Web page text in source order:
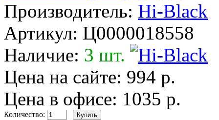
Производитель: Hi-Black
Артикул: Ц0000018558
Наличие: 3 шт.
Цена на сайте: 994 р.
Цена в офисе: 1035 р.
Количество: